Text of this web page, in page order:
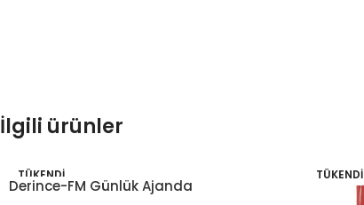
İlgili ürünler
TÜKENDI
Derince-FM Günlük Ajanda
TÜKENDI